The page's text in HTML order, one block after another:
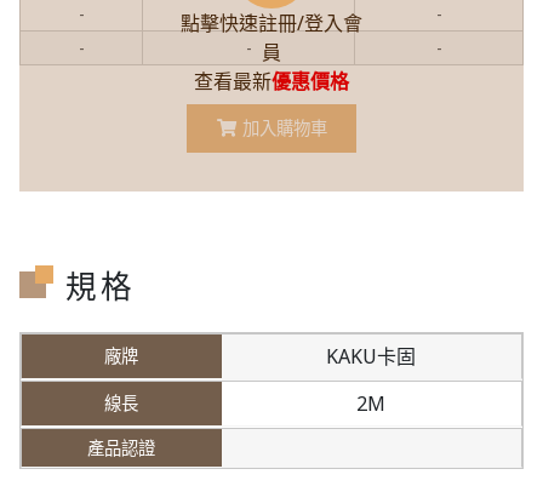
點擊快速註冊/登入會
員
查看最新優惠價格
-
-
-
-
- -
加入購物車
規格
KAKU卡固
2M